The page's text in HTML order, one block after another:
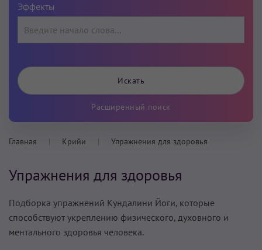
Эффекты
Расширенный поиск
Главная Крийи Упражнения для здоровья
Упражнения для здоровья
Подборка упражнений Кундалини Йоги, которые
способствуют укреплению физического, духовного и
ментального здоровья человека.